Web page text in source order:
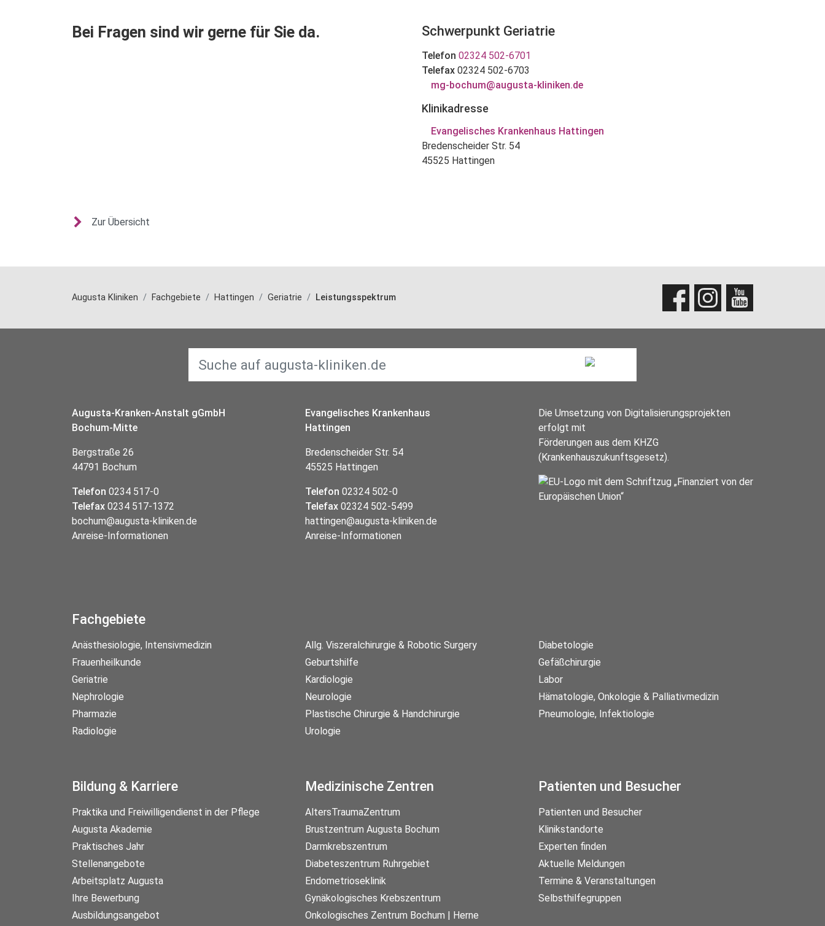
Bei Fragen sind wir gerne für Sie da. Schwerpunkt Geriatrie
Telefon 02324 502-6701
Telefax 02324 502-6703
mg-bochum@augusta-kliniken.de
Klinikadresse
Evangelisches Krankenhaus Hattingen
Bredenscheider Str. 54
45525 Hattingen
Zur Übersicht
Augusta Kliniken Fachgebiete Hattingen Geriatrie Leistungsspektrum
Augusta-Kranken-Anstalt gGmbH
Bochum-Mitte
Bergstraße 26
44791 Bochum
Telefon 0234 517-0
Telefax 0234 517-1372
bochum@augusta-kliniken.de
Anreise-Informationen
Evangelisches Krankenhaus
Hattingen
Bredenscheider Str. 54
45525 Hattingen
Telefon 02324 502-0
Telefax02324 502-5499
hattingen@augusta-kliniken.de
Anreise-Informationen
Die Umsetzung von Digitalisierungsprojekten
erfolgt mit
Förderungen aus dem KHZG
(Krankenhauszukunftsgesetz).
Fachgebiete
Anästhesiologie, Intensivmedizin Allg. Viszeralchirurgie & Robotic Surgery
Diabetologie
Frauenheilkunde
Geburtshilfe
Gefäßchirurgie
Geriatrie
Kardiologie
Labor
Nephrologie
Neurologie
Hämatologie, Onkologie & Palliativmedizin
Pharmazie
Plastische Chirurgie & Handchirurgie
Pneumologie, Infektiologie
Radiologie
Urologie
Bildung & Karriere
Praktika und Freiwilligendienst in der Pflege
Augusta Akademie
Praktisches Jahr
Stellenangebote
Arbeitsplatz Augusta
Ihre Bewerbung
Ausbildungsangebot
Medizinische Zentren
AltersTraumaZentrum
Brustzentrum Augusta Bochum
Darmkrebszentrum
Diabeteszentrum Ruhrgebiet
Endometrioseklinik
Gynäkologisches Krebszentrum
Onkologisches Zentrum Bochum | Herne
Patienten und Besucher
Patienten und Besucher
Klinikstandorte
Experten finden
Aktuelle Meldungen
Termine & Veranstaltungen
Selbsthilfegruppen